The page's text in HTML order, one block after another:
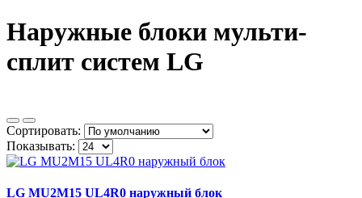
Наружные блоки мульти-
сплит систем LG
Сортировать:
Показывать:
LG MU2M15 UL4R0 наружный блок